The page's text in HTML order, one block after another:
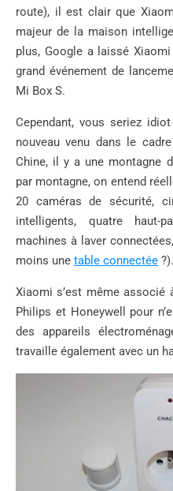
route), il est clair que
majeur de la maison
plus, Google a laissé
grand événement de
Mi Box S.
Cependant, vous seriez
nouveau venu dans le
Chine, il y a une montagne
par montagne, on entend
20 caméras de sécurité,
intelligents, quatre haut-
machines à laver
moins une table connectée
Xiaomi s’est même associé
Philips et Honeywell pour
des appareils
travaille également avec un